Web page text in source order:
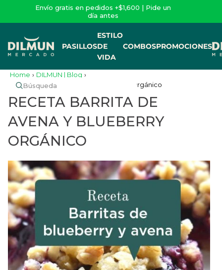
Envío gratis en pedidos +$1,600 | Pide un
día antes
PASILLOS
ESTILO
DE
VIDA
COMBOSPROMOCIONES
Home › DILMUN | Blog ›
Receta Barrita De Avena Y Blueberry Orgánico
RECETA BARRITA DE
AVENA Y BLUEBERRY
ORGÁNICO